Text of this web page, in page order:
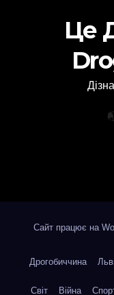
Це
Сайт працює на
Дрогобиччина
Світ Війна